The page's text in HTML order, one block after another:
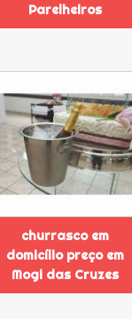
Parelheiros
churrasco em
domicílio preço em
Mogi das Cruzes